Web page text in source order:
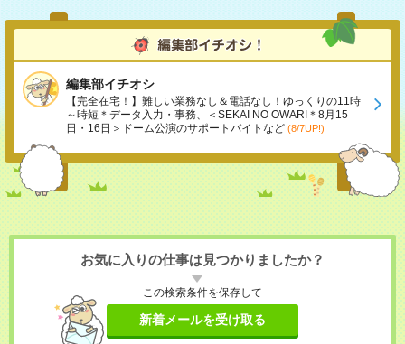
編集部イチオシ
【完全在宅！】難しい業務なし＆電話なし！ゆっくりの11時
～時短＊データ入力・事務、＜SEKAI NO OWARI＊8月15
日・16日＞ドーム公演のサポートバイトなど (8/7UP!)
お気に入りの仕事は見つかりましたか？
この検索条件を保存して
新着メールを受け取る